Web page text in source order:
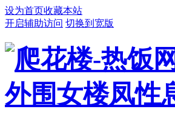
设为首页收藏本站
开启辅助访问 切换到宽版